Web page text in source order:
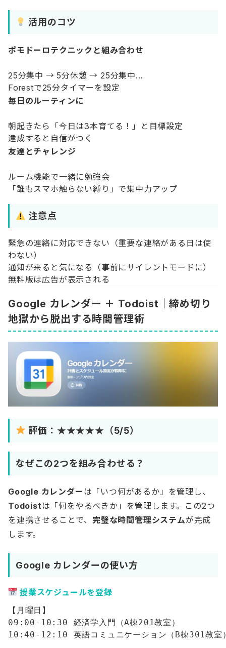
活用のコツ
ポモドーロテクニックと組み合わせ
25分集中 → 5分休憩 → 25分集中…
Forestで25分タイマーを設定
毎日のルーティンに
朝起きたら「今日は3本育てる！」と目標設定
達成すると自信がつく
友達とチャレンジ
ルーム機能で一緒に勉強会
「誰もスマホ触らない縛り」で集中力アップ
注意点
緊急の連絡に対応できない（重要な連絡がある日は使
わない）
通知が来ると気になる（事前にサイレントモードに）
無料版は広告が表示される
Google カレンダー ＋ Todoist｜締め切り
地獄から脱出する時間管理術
評価：★★★★★（5/5）
なぜこの2つを組み合わせる？
Google カレンダー は「いつ何があるか」を管理し、
Todoistは「何をやるべきか」を管理します。この2つ
を連携させることで、 完璧な時間管理システムが完成
します。
Google カレンダーの使い方
授業スケジュールを登録
【月曜日】
09:00-10:30 経済学入門（A棟201教室）
10:40-12:10 英語コミュニケーション（B棟301教室